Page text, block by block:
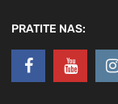
PRATITE NAS: